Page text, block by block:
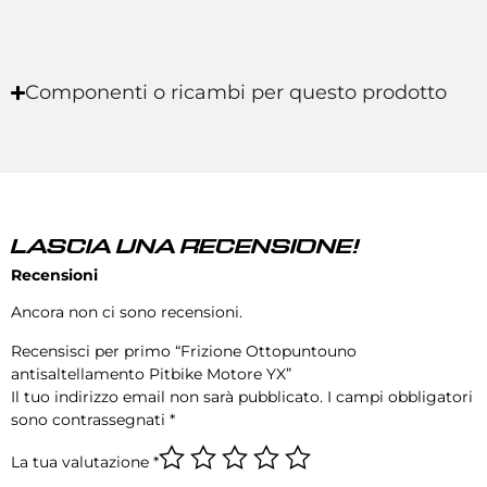
Componenti o ricambi per questo prodotto
LASCIA UNA RECENSIONE!
Recensioni
Ancora non ci sono recensioni.
Recensisci per primo “Frizione Ottopuntouno
antisaltellamento Pitbike Motore YX”
Il tuo indirizzo email non sarà pubblicato. I campi obbligatori
sono contrassegnati *
La tua valutazione *